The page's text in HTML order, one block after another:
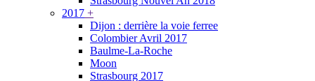
2017 +
Dijon : derrière la voie ferree
Colombier Avril 2017
Baulme-La-Roche
Moon
Strasbourg 2017